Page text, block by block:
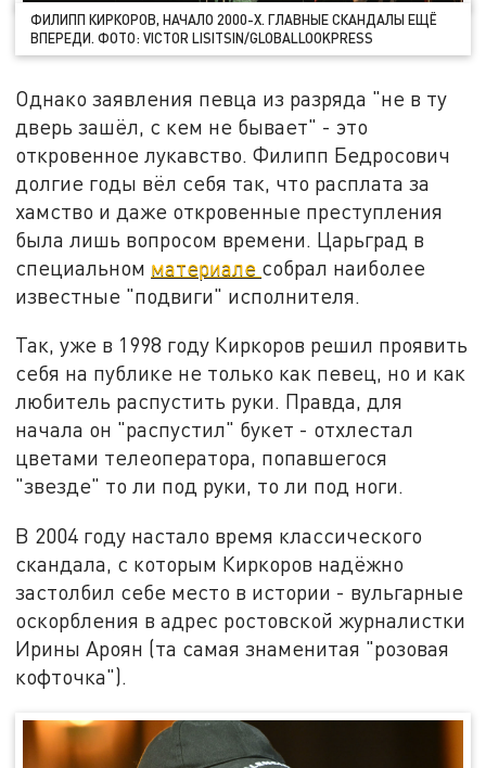
ФИЛИПП КИРКОРОВ, НАЧАЛО 2000-Х. ГЛАВНЫЕ СКАНДАЛЫ ЕЩЁ
ВПЕРЕДИ. ФОТО: VICTOR LISITSIN/GLOBALLOOKPRESS
Однако заявления певца из разряда "не в ту
дверь зашёл, с кем не бывает" - это
откровенное лукавство. Филипп Бедросович
долгие годы вёл себя так, что расплата за
хамство и даже откровенные преступления
была лишь вопросом времени. Царьград в
специальном материале собрал наиболее
известные "подвиги" исполнителя.
Так, уже в 1998 году Киркоров решил проявить
себя на публике не только как певец, но и как
любитель распустить руки. Правда, для
начала он "распустил" букет - отхлестал
цветами телеоператора, попавшегося
"звезде" то ли под руки, то ли под ноги.
В 2004 году настало время классического
скандала, с которым Киркоров надёжно
застолбил себе место в истории - вульгарные
оскорбления в адрес ростовской журналистки
Ирины Ароян (та самая знаменитая "розовая
кофточка").